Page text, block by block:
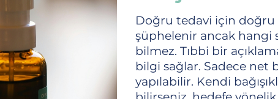
Doğru tedavi için doğru
şüphelenir ancak hangi
bilmez. Tıbbi bir
bilgi sağlar. Sadece net
yapılabilir. Kendi